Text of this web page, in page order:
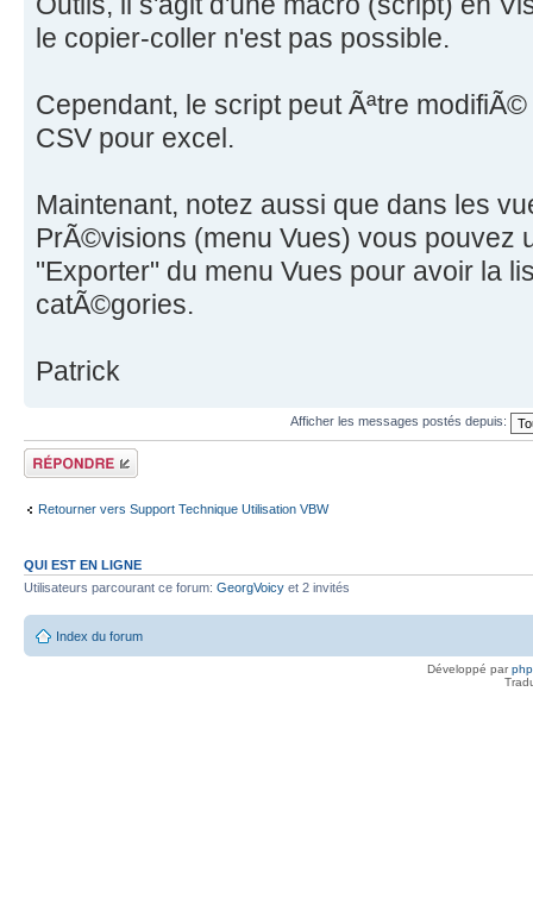
le copier-coller n'est pas possible.
Cependant, le script peut Ãªtre
CSV pour excel.
Maintenant, notez aussi que dans les
PrÃ©visions (menu Vues) vous pouvez
"Exporter" du menu Vues pour avoir la
catÃ©gories.
Patrick
Afficher les messages postés depuis:
Répondre
Retourner vers Support Technique Utilisation VBW
QUI EST EN LIGNE
Utilisateurs parcourant ce forum: GeorgVoicy et 2 invités
Index du forum
Développé par